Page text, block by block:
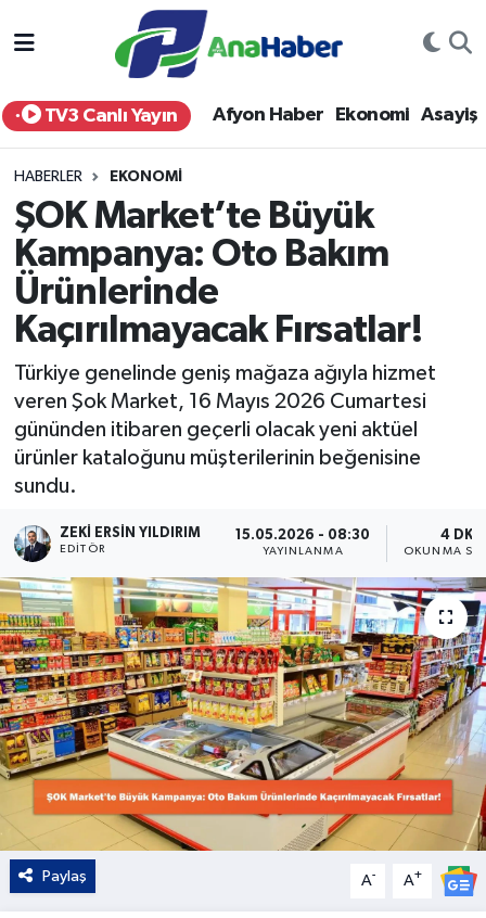
TV3 Canlı Yayın Afyon Haber Ekonomi Asayiş
HABERLER EKONOMI
ŞOK Market’te Büyük
Kampanya: Oto Bakım
Ürünlerinde
Kaçırılmayacak Fırsatlar!
Türkiye genelinde geniş mağaza ağıyla hizmet
veren Şok Market, 16 Mayıs 2026 Cumartesi
gününden itibaren geçerli olacak yeni aktüel
ürünler kataloğunu müşterilerinin beğenisine
sundu.
ZEKI ERSIN YILDIRIM
EDITÖR
15.05.2026 - 08:30
YAYINLANMA
4 DK
OKUNMA
Paylaş A- A+
Yurt Haber
Afyon Haber
Siyaset
Spor
Sağlık
Teknoloji
Kültür - Sanat
Yaşam
Afyonkarahisar Nöbetçi Eczaneler
Afyonkarahisar Hava Durumu
Afyonkarahisar Trafik Yoğunluk Haritası
Süper Lig Puan Durumu ve Fikstür
Son Dakika Haberleri
Haber Arşivi